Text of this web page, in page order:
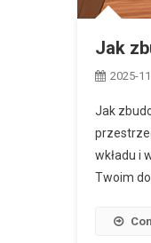
Jak
2025-
Jak
wkładu i
Twoim